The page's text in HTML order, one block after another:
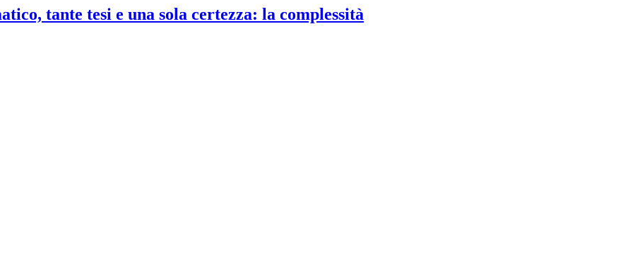
tante tesi e una sola certezza: la complessità